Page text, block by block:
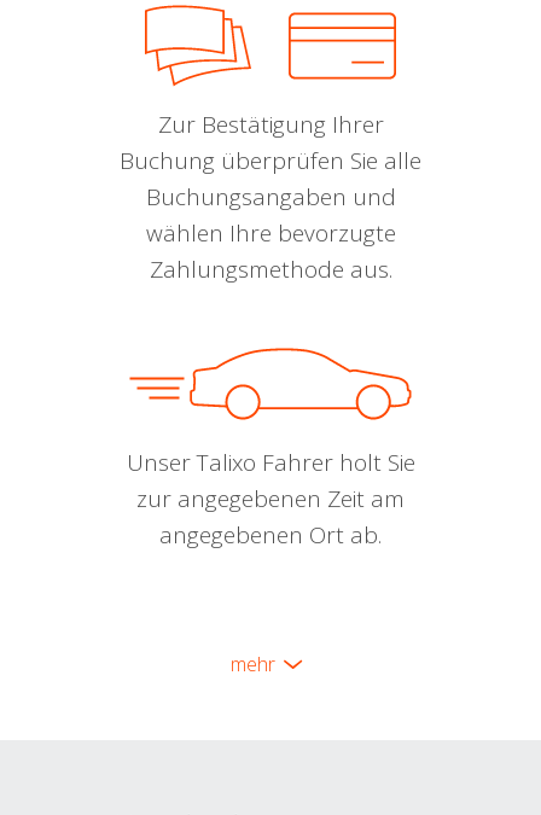
Zur Bestätigung Ihrer
Buchung überprüfen Sie alle
Buchungsangaben und
wählen Ihre bevorzugte
Zahlungsmethode aus.
Unser Talixo Fahrer holt Sie
zur angegebenen Zeit am
angegebenen Ort ab.
mehr